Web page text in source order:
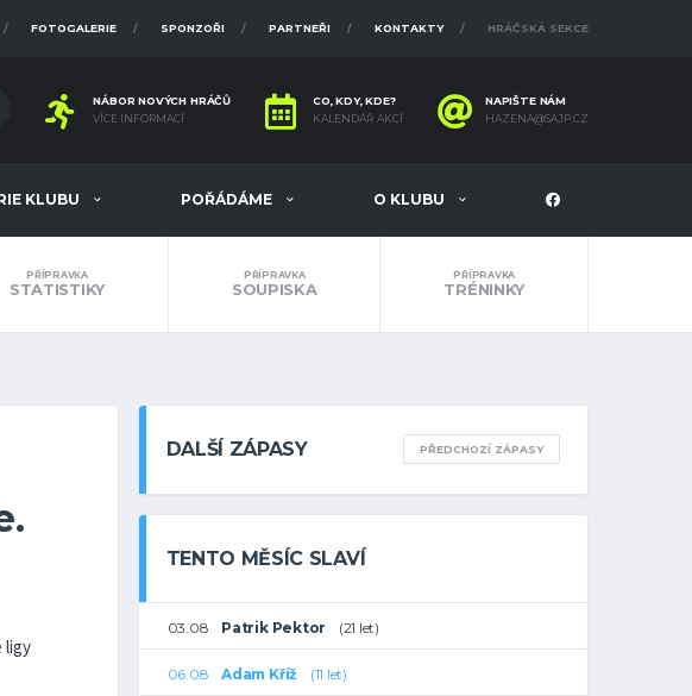
FOTOGALERIE SPONZOŘI PARTNEŘI KONTAKTY HRÁČSKÁ SEKCE
NÁBOR NOVÝCH HRÁČŮ
VÍCE INFORMACÍ
CO, KDY, KDE?
KALENDÁŘ AKCÍ
NAPIŠTE NÁM
HAZENA@SAJP.CZ
KLUBU POŘÁDÁME O KLUBU
PŘÍPRAVKA
STATISTIKY
PŘÍPRAVKA
SOUPISKA
PŘÍPRAVKA
TRÉNINKY
ligy
DALŠÍ ZÁPASY PŘEDCHOZÍ ZÁPASY
TENTO MĚSÍC SLAVÍ
03.08 Patrik Pektor (21 let)
06.08 Adam Kříž (11 let)